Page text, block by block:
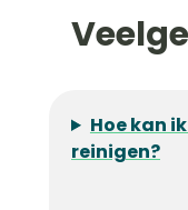
Hoe kan
reinigen?